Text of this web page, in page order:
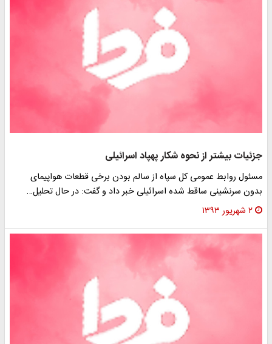
جزئیات بیشتر از نحوه شکار پهپاد اسرائیلی
مسئول روابط عمومی کل سپاه از سالم بودن برخی قطعات هواپیمای
بدون سرنشینی ساقط شده اسرائیلی خبر داد و گفت: در حال تحلیل…
۲ شهریور ۱۳۹۳